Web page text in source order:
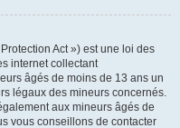
Act ») est une loi des
internet collectant
âgés de moins de 13 ans un
légaux des mineurs concernés.
aux mineurs âgés de
vous conseillons de contacter